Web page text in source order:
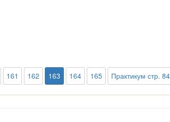
161 162 163 164 165 Практикум стр. 84